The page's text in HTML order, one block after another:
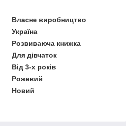
Власне виробництво
Україна
Розвиваюча книжка
Для дівчаток
Від 3-х років
Рожевий
Новий